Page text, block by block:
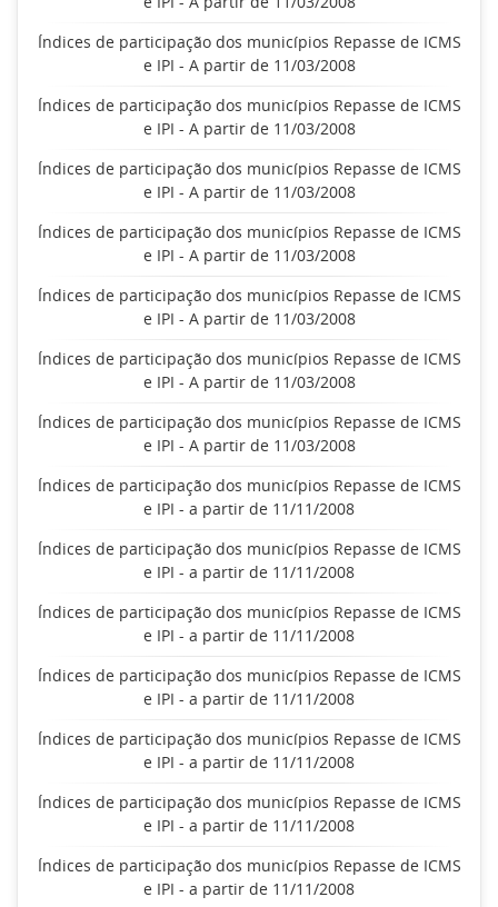
Índices de participação dos municípios Repasse de ICMS
e IPI - A partir de 11/03/2008
Índices de participação dos municípios Repasse de ICMS
e IPI - A partir de 11/03/2008
Índices de participação dos municípios Repasse de ICMS
e IPI - A partir de 11/03/2008
Índices de participação dos municípios Repasse de ICMS
e IPI - A partir de 11/03/2008
Índices de participação dos municípios Repasse de ICMS
e IPI - A partir de 11/03/2008
Índices de participação dos municípios Repasse de ICMS
e IPI - A partir de 11/03/2008
Índices de participação dos municípios Repasse de ICMS
e IPI - A partir de 11/03/2008
Índices de participação dos municípios Repasse de ICMS
e IPI - a partir de 11/11/2008
Índices de participação dos municípios Repasse de ICMS
e IPI - a partir de 11/11/2008
Índices de participação dos municípios Repasse de ICMS
e IPI - a partir de 11/11/2008
Índices de participação dos municípios Repasse de ICMS
e IPI - a partir de 11/11/2008
Índices de participação dos municípios Repasse de ICMS
e IPI - a partir de 11/11/2008
Índices de participação dos municípios Repasse de ICMS
e IPI - a partir de 11/11/2008
Índices de participação dos municípios Repasse de ICMS
e IPI - a partir de 11/11/2008